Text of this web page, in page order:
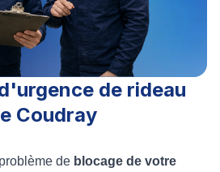
de rideau
Coudray
de blocage de votre